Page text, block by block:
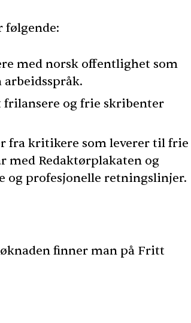
følgende:
med norsk offentlighet som
frilansere og frie skribenter
fra kritikere som leverer til frie
med Redaktørplakaten og
og profesjonelle retningslinjer.
finner man på Fritt